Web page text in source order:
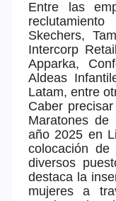
Entre las
Skechers,
Intercorp
Apparka,
Aldeas
Latam, entre
Caber
Maratones de
año 2025 en
colocación
diversos
destaca la
mujeres a